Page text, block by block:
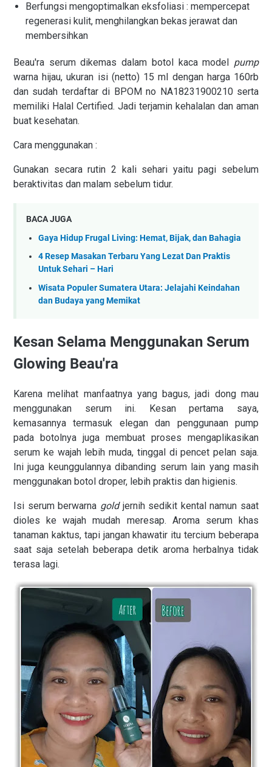
Berfungsi mengoptimalkan eksfoliasi : mempercepat
regenerasi kulit, menghilangkan bekas jerawat dan
membersihkan
Beau'ra serum dikemas dalam botol kaca model pump
warna hijau, ukuran isi (netto) 15 ml dengan harga 160rb
dan sudah terdaftar di BPOM no NA18231900210 serta
memiliki Halal Certified. Jadi terjamin kehalalan dan aman
buat kesehatan.
Cara menggunakan :
Gunakan secara rutin 2 kali sehari yaitu pagi sebelum
beraktivitas dan malam sebelum tidur.
BACA JUGA
Gaya Hidup Frugal Living: Hemat, Bijak, dan Bahagia
4 Resep Masakan Terbaru Yang Lezat Dan Praktis
Untuk Sehari – Hari
Wisata Populer Sumatera Utara: Jelajahi Keindahan
dan Budaya yang Memikat
Kesan Selama Menggunakan Serum
Glowing Beau'ra
Karena melihat manfaatnya yang bagus, jadi dong mau
menggunakan serum ini. Kesan pertama saya,
kemasannya termasuk elegan dan penggunaan pump
pada botolnya juga membuat proses mengaplikasikan
serum ke wajah lebih muda, tinggal di pencet pelan saja.
Ini juga keunggulannya dibanding serum lain yang masih
menggunakan botol droper, lebih praktis dan higienis.
Isi serum berwarna goldjernih sedikit kental namun saat
dioles ke wajah mudah meresap. Aroma serum khas
tanaman kaktus, tapi jangan khawatir itu tercium beberapa
saat saja setelah beberapa detik aroma herbalnya tidak
terasa lagi.